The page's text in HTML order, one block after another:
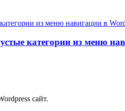
категории из меню
сайт.